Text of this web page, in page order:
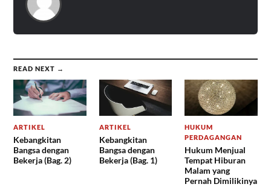
READ NEXT →
ARTIKEL
Kebangkitan
Bangsa dengan
Bekerja (Bag. 2)
ARTIKEL
Kebangkitan
Bangsa dengan
Bekerja (Bag. 1)
HUKUM
PERDAGANGAN
Hukum Menjual
Tempat Hiburan
Malam yang
Pernah Dimilikinya